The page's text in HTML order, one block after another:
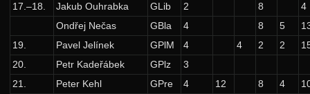
17.–18.
Jakub Ouhrabka GLib 2 8
4
Ondřej Nečas
GBla 4 8 5
19.
Pavel Jelínek GPlM 4 4 2 2
20.
Petr Kadeřábek GPlz
3
21.
Peter Kehl GPre 4 12 8 4
25. ročník: 12/13
24. ročník: 11/12
23. ročník: 10/11
22. ročník: 09/10